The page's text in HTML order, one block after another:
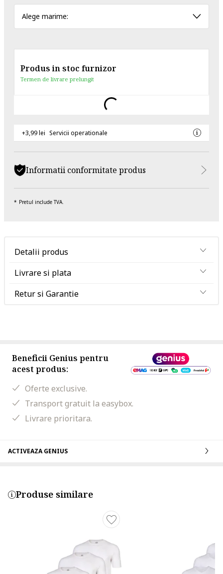
Alege marime:
Produs in stoc furnizor
Termen de livrare prelungit
+3,99 lei Servicii operationale
Informatii conformitate produs
Pretul include TVA.
Detalii produs
Livrare si plata
Retur si Garantie
Beneficii Genius pentru
acest produs:
Oferte exclusive.
Transport gratuit la easybox.
Livrare prioritara.
ACTIVEAZA GENIUS
Produse similare